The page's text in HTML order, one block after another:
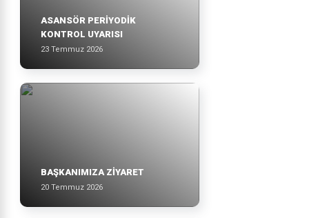
ASANSÖR PERİYODİK
KONTROL UYARISI
23 Temmuz 2026
BAŞKANIMIZA ZİYARET
20 Temmuz 2026